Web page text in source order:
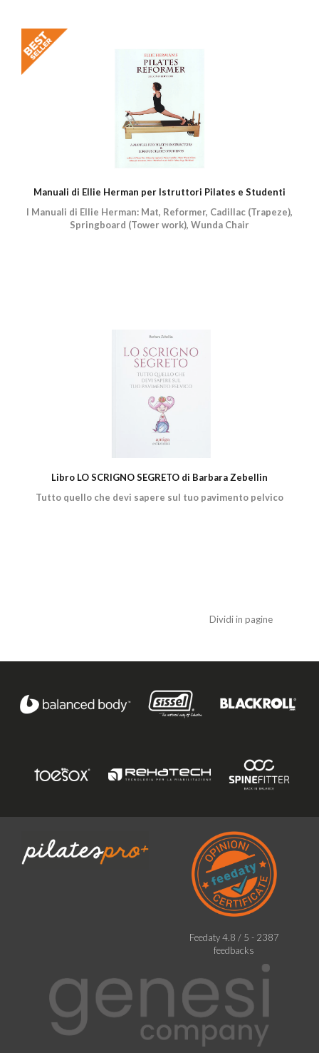
Manuali di Ellie Herman per Istruttori Pilates e Studenti
I Manuali di Ellie Herman: Mat, Reformer, Cadillac (Trapeze),
Springboard (Tower work), Wunda Chair
Libro LO SCRIGNO SEGRETO di Barbara Zebellin
Tutto quello che devi sapere sul tuo pavimento pelvico
Dividi in pagine
Feedaty4.8 / 5 - 2387
feedbacks